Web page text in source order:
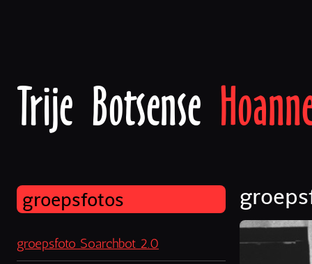
Trije Botsense
groepsfotos
groepsfoto Soarchbot 2.0